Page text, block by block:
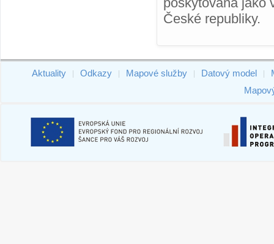
České republiky.
Aktuality Odkazy Mapové služby Datový model